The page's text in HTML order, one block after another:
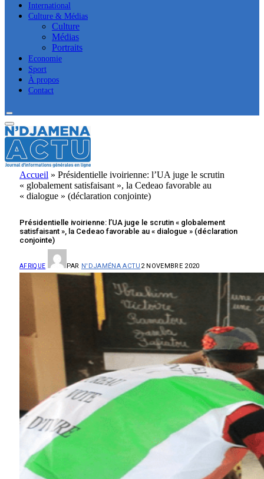
International
Culture & Médias
Culture
Médias
Portraits
Economie
Sport
À propos
Contact
Accueil » Présidentielle ivoirienne: l’UA juge le scrutin
« globalement satisfaisant », la Cedeao favorable au
« dialogue » (déclaration conjointe)
Présidentielle ivoirienne: l’UA juge le scrutin « globalement
satisfaisant », la Cedeao favorable au « dialogue » (déclaration
conjointe)
AFRIQUE PAR N'DJAMÉNA ACTU 2 NOVEMBRE 2020